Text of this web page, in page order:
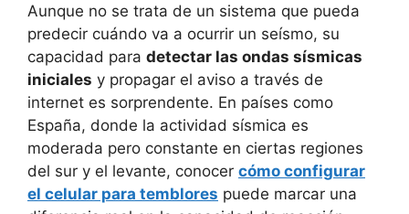
Aunque no se trata de un sistema que pueda
predecir cuándo va a ocurrir un seísmo, su
capacidad para detectar las ondas sísmicas
iniciales y propagar el aviso a través de
internet es sorprendente. En países como
España, donde la actividad sísmica es
moderada pero constante en ciertas regiones
del sur y el levante, conocer cómo configurar
el celular para temblores puede marcar una